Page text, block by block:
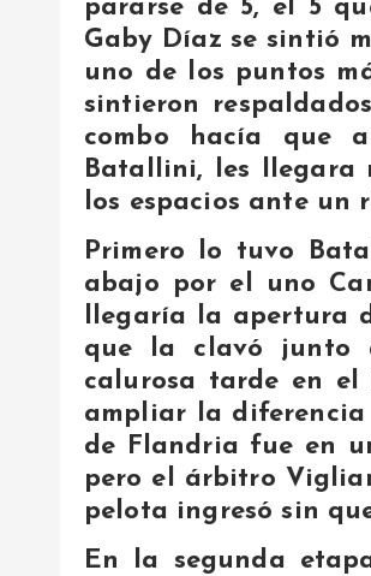
pararse de 5, el 5
Gaby Díaz se sintió
uno de los puntos
sintieron
combo hacía que
Batallini, les llegara
los espacios ante un
Primero lo tuvo
abajo por el uno
llegaría la apertura
que la clavó junto
calurosa tarde en el
ampliar la
de Flandria fue en
pero el árbitro
pelota ingresó sin
En la segunda